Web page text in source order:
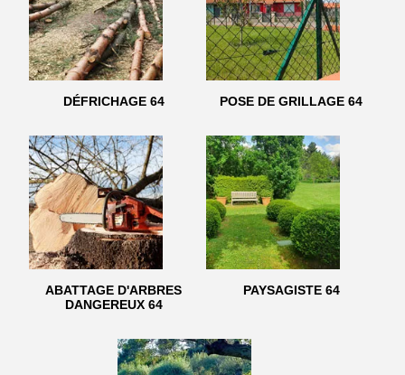
DÉFRICHAGE 64 POSE DE GRILLAGE 64
ABATTAGE D'ARBRES
DANGEREUX 64
PAYSAGISTE 64